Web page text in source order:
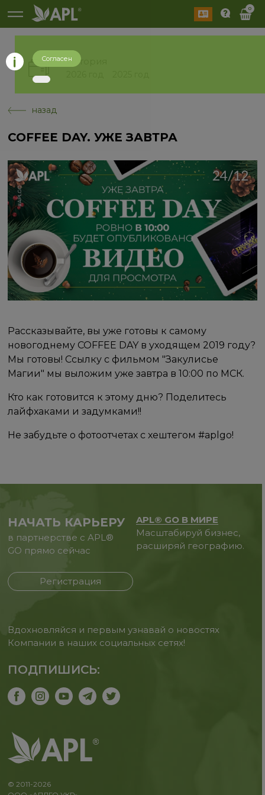
0
История
назад
COFFEE DAY. УЖЕ ЗАВТРА
Рассказывайте, вы уже готовы к самому
новогоднему COFFEE DAY в уходящем 2019 году?
Мы готовы! Ссылку с фильмом "Закулисье
Магии" мы выложим уже завтра в 10:00 по МСК.
Кто как готовится к этому дню? Поделитесь
лайфхаками и задумками!!
Не забудьте о фотоотчетах с хештегом #aplgo!
НАЧАТЬ КАРЬЕРУ
в партнерстве с APL®
GO прямо сейчас
Регистрация
APL® GO В МИРЕ
Масштабируй бизнес,
расширяй географию.
Вдохновляйся и первым узнавай о новостях
Компании в наших социальных сетях!
ПОДПИШИСЬ:
© 2011-2026
Согласен